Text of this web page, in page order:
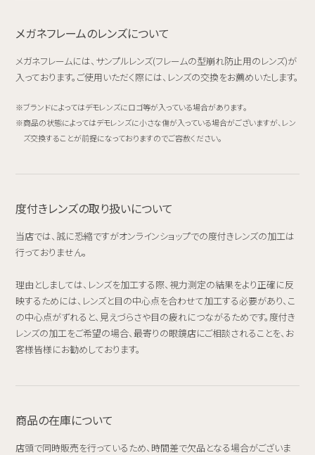
メガネフレームのレンズについて
メガネフレームには、サンプルレンズ(フレームの型崩れ防止用のレンズ)が
入っております。ご使用いただく際には、レンズの交換をお薦めいたします。
ブランドによってはデモレンズにロゴ等が入っている場合があります。
商品の状態によってはデモレンズに小さな傷が入っている場合がございますが、レン
ズ交換することが前提になっておりますのでご容赦ください。
度付きレンズの取り扱いについて
当店では、誠に恐縮ですがオンラインショップでの度付きレンズの加工は
行っておりません。
理由としましては、レンズを加工する際、視力測定の結果をより正確に反
映するためには、レンズと目の中心点を合わせて加工する必要があり、こ
の中心点がずれると、見えづらさや目の疲れにつながるためです。度付き
レンズの加工をご希望の場合、最寄りの眼鏡店にご相談されることを、お
客様皆様にお勧めしております。
商品の在庫について
店頭で同時販売を行っているため、時間差で欠品となる場合がございま